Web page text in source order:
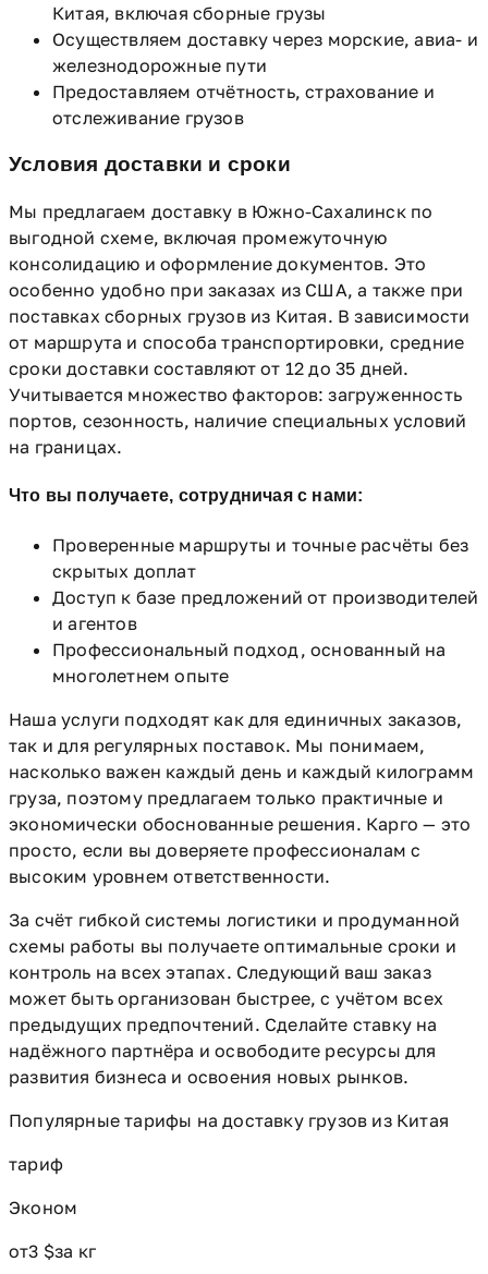
Китая, включая сборные грузы
Осуществляем доставку через морские, авиа- и
железнодорожные пути
Предоставляем отчётность, страхование и
отслеживание грузов
Условия доставки и сроки
Мы предлагаем доставку в Южно-Сахалинск по
выгодной схеме, включая промежуточную
консолидацию и оформление документов. Это
особенно удобно при заказах из США, а также при
поставках сборных грузов из Китая. В зависимости
от маршрута и способа транспортировки, средние
сроки доставки составляют от 12 до 35 дней.
Учитывается множество факторов: загруженность
портов, сезонность, наличие специальных условий
на границах.
Что вы получаете, сотрудничая с нами:
Проверенные маршруты и точные расчёты без
скрытых доплат
Доступ к базе предложений от производителей
и агентов
Профессиональный подход, основанный на
многолетнем опыте
Наша услуги подходят как для единичных заказов,
так и для регулярных поставок. Мы понимаем,
насколько важен каждый день и каждый килограмм
груза, поэтому предлагаем только практичные и
экономически обоснованные решения. Карго — это
просто, если вы доверяете профессионалам с
высоким уровнем ответственности.
За счёт гибкой системы логистики и продуманной
схемы работы вы получаете оптимальные сроки и
контроль на всех этапах. Следующий ваш заказ
может быть организован быстрее, с учётом всех
предыдущих предпочтений. Сделайте ставку на
надёжного партнёра и освободите ресурсы для
развития бизнеса и освоения новых рынков.
Популярные тарифы на доставку грузов из Китая
тариф
Эконом
от3 $за кг